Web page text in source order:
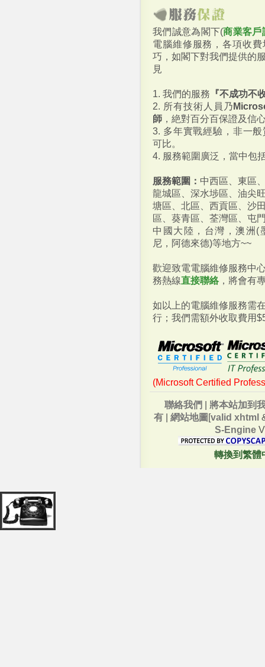
我們誠意為閣下(商業客戶
電腦維修服務，各項收
巧，如閣下對我們提供的
見
1. 我們的服務 『不成功不
2. 所有技術人員乃
師 ，絶對百分百保證及信
3. 多年實戰經驗，非一
可比。
4. 服務範圍廣泛，當中包
服務範圍： 中西區、東區
龍城區、深水埗區、油尖
塘區、北區、西貢區、沙
區、葵青區、荃灣區、屯
中國大陸，台灣，澳洲(
尼，阿德來德)等地方~~
歡迎致電電腦維修服務中
務熱線直接聯絡 ，將會有
如以上的電腦維修服務需
行；我們需額外收取費用
(Microsoft Certified
聯絡我們 | 將本站加到
有| 網站地圖[valid xhtml
S-Engine
轉換到繁體